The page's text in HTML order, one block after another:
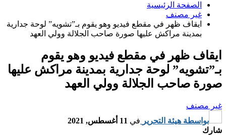
الصفحة الرئيسية
غير مصنف
ايقاف ظهر في مقطع فيديو وهو يقوم بـ”تشويه” لوحة جدارية
بمدينة مراكش عليها صورة صاحب الجلالة وولي العهد
ايقاف ظهر في مقطع فيديو وهو يقوم
بـ”تشويه” لوحة جدارية بمدينة مراكش عليها
صورة صاحب الجلالة وولي العهد
غير مصنف
بواسطة هيئة التحرير في 11 أغسطس, 2021
شارك